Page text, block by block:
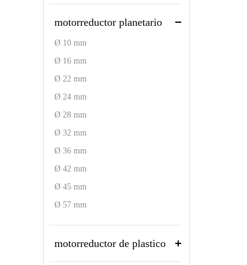
motorreductor planetario
Ø 10 mm
Ø 16 mm
Ø 22 mm
Ø 24 mm
Ø 28 mm
Ø 32 mm
Ø 36 mm
Ø 42 mm
Ø 45 mm
Ø 57 mm
motorreductor de plastico